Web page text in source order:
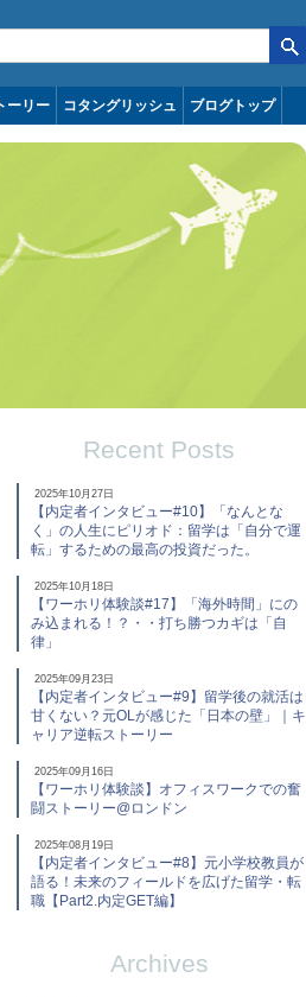
ーリー コタングリッシュ ブログトップ
Recent Posts
2025年10月27日
【内定者インタビュー#10】「なんとな
く」の人生にピリオド：留学は「自分で運
転」するための最高の投資だった。
2025年10月18日
【ワーホリ体験談#17】「海外時間」にの
み込まれる！？・・打ち勝つカギは「自
律」
2025年09月23日
【内定者インタビュー#9】留学後の就活は
甘くない？元OLが感じた「日本の壁」｜キ
ャリア逆転ストーリー
2025年09月16日
【ワーホリ体験談】オフィスワークでの奮
闘ストーリー@ロンドン
2025年08月19日
【内定者インタビュー#8】元小学校教員が
語る！未来のフィールドを広げた留学・転
職【Part2.内定GET編】
Archives